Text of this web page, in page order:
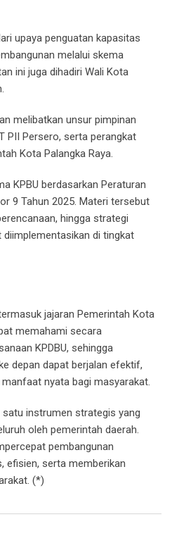
upaya penguatan kapasitas
melalui skema
ini juga dihadiri Wali Kota
melibatkan unsur pimpinan
PII Persero, serta perangkat
Kota Palangka Raya.
KPBU berdasarkan Peraturan
9 Tahun 2025. Materi tersebut
hingga strategi
diimplementasikan di tingkat
jajaran Pemerintah Kota
memahami secara
KPDBU, sehingga
depan dapat berjalan efektif,
nyata bagi masyarakat.
satu instrumen strategis yang
oleh pemerintah daerah.
pembangunan
efisien, serta memberikan
(*)